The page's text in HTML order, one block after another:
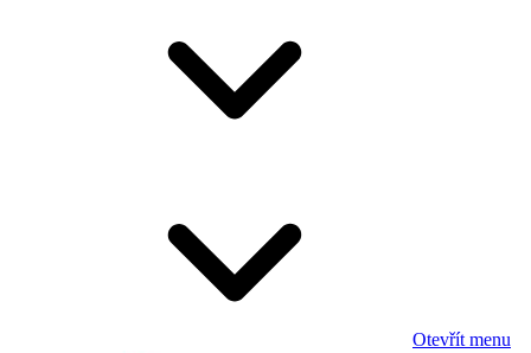
Otevřít menu